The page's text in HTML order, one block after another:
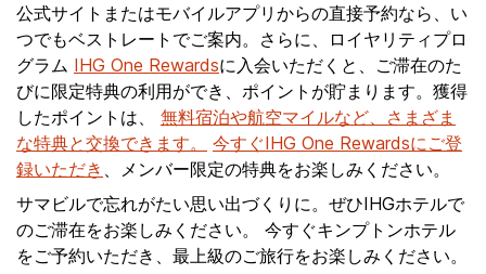
公式サイトまたはモバイルアプリからの直接予約なら、い
つでもベストレートでご案内。さらに、ロイヤリティプロ
グラム IHG One Rewardsに入会いただくと、ご滞在のた
びに限定特典の利用ができ、ポイントが貯まります。獲得
したポイントは、 無料宿泊や航空マイルなど、さまざま
な特典と交換できます。
今すぐIHG One Rewardsにご登
録いただき 、メンバー限定の特典をお楽しみください。
サマビルで忘れがたい思い出づくりに。ぜひIHGホテルで
のご滞在をお楽しみください。 今すぐキンプトンホテル
をご予約いただき、最上級のご旅行をお楽しみください。